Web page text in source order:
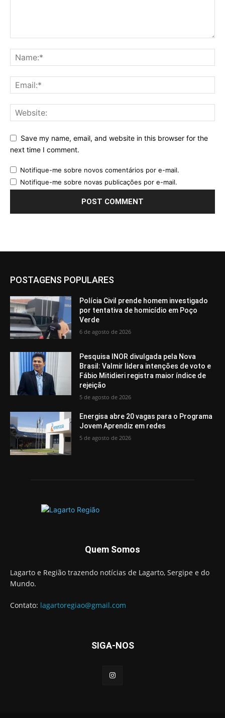
Save my name, email, and website in this browser for the
next time I comment.
Notifique-me sobre novos comentários por e-mail.
Notifique-me sobre novas publicações por e-mail.
POSTAGENS POPULARES
Polícia Civil prende homem investigado
por tentativa de homicídio em Poço
Verde
6 de agosto de 2026
Pesquisa INOR divulgada pela Nova
Brasil: Valmir lidera intenções de voto e
Fábio Mitidieri registra maior índice de
rejeição
5 de agosto de 2026
Energisa abre 20 vagas para o Programa
Jovem Aprendiz em redes
5 de agosto de 2026
Quem Somos
Lagarto e Região trazendo notícias de Lagarto, Sergipe e do
Mundo.
Contato: lagartoregiao@gmail.com
SIGA-NOS